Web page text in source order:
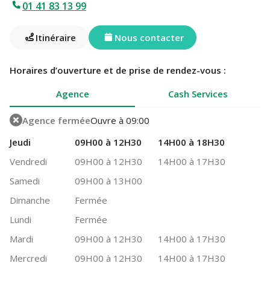
01 41 83 13 99
Itinéraire Nous contacter
Horaires d’ouverture et de prise de rendez-vous :
Agence
Cash Services
Agence ferméeOuvre à 09:00
Jeudi
09H00 à 12H30
14H00 à 18H30
Vendredi
09H00 à 12H30
14H00 à 17H30
Samedi
09H00 à 13H00
Dimanche
Fermée
Lundi
Fermée
Mardi
09H00 à 12H30
14H00 à 17H30
Mercredi
09H00 à 12H30 14H00 à 17H30